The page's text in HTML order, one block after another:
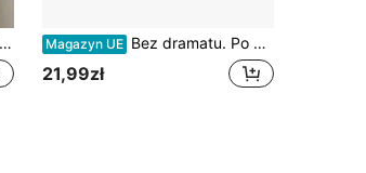
Magazyn UE Bez dramatu. Po prostu techno. - Czarna koszulka oversize | Odzież uliczna z nadrukiem na plecach | Koszulka unisex na festiwale | Koszulka techno rave | Vêtemen
21,99zł